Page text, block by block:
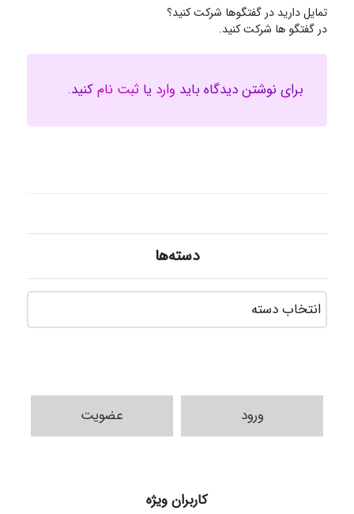
تمایل دارید در گفتگوها شرکت کنید؟
در گفتگو ها شرکت کنید.
برای نوشتن دیدگاه باید وارد یا ثبت نامکنید.
دسته‌ها
ورود عضویت
کاربران ویژه